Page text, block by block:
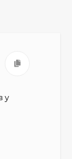
у